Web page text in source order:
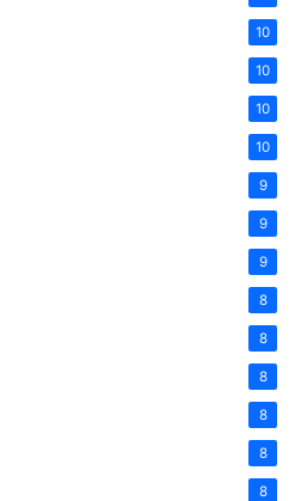
10
10
10
10
9
9
9
8
8
8
8
8
8